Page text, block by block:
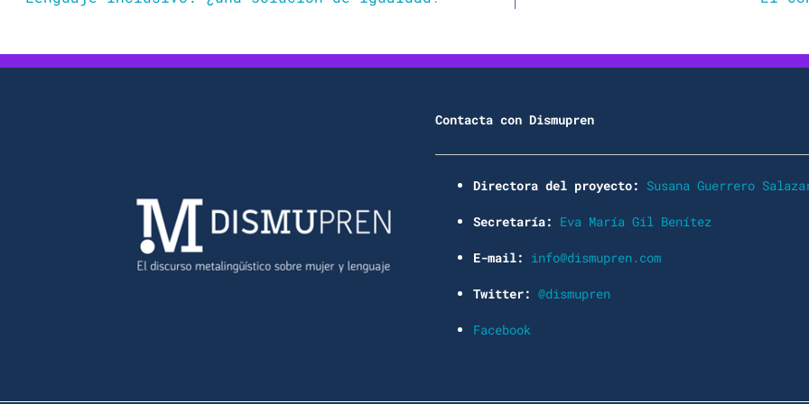
Contacta con Dismupren
Directora del proyecto: Susana Guerrero
Secretaría: Eva María Gil Benítez
E-mail: info@dismupren.com
Twitter: @dismupren
Facebook